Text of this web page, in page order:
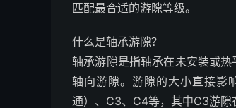
匹配最合适的游隙等级。
什么是轴承游隙？
轴承游隙是指轴承在未安装或
轴向游隙。游隙的大小直接影
通）、C3、C4等，其中C3游隙